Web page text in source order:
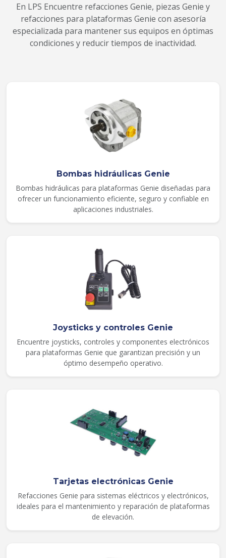
En LPS Encuentre refacciones Genie, piezas Genie y
refacciones para plataformas Genie con asesoría
especializada para mantener sus equipos en óptimas
condiciones y reducir tiempos de inactividad.
Bombas hidráulicas Genie
Bombas hidráulicas para plataformas Genie diseñadas para
ofrecer un funcionamiento eficiente, seguro y confiable en
aplicaciones industriales.
Joysticks y controles Genie
Encuentre joysticks, controles y componentes electrónicos
para plataformas Genie que garantizan precisión y un
óptimo desempeño operativo.
Tarjetas electrónicas Genie
Refacciones Genie para sistemas eléctricos y electrónicos,
ideales para el mantenimiento y reparación de plataformas
de elevación.